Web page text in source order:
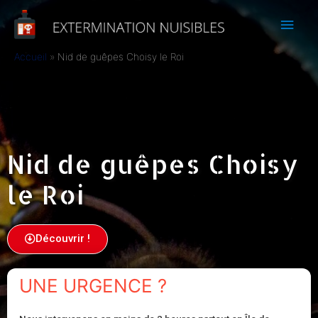
Accueil Nid de guêpes Choisy le Roi
Nid de guêpes Choisy
le Roi
Découvrir !
UNE URGENCE ?